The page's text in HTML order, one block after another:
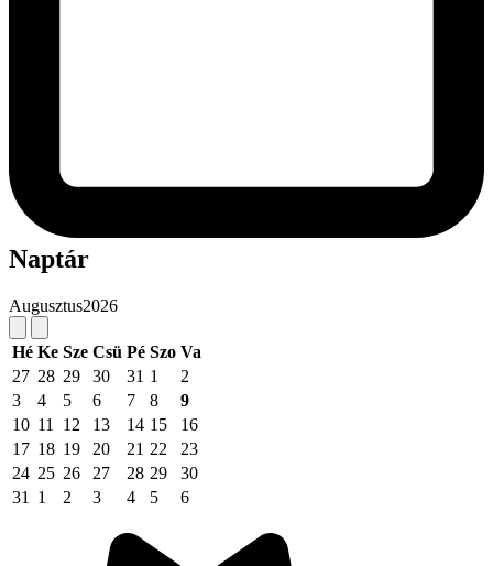
Naptár
Augusztus2026
Hé Ke Sze Csü Pé Szo Va
27 28 29 30 31 1
2
3
4 5 6 7 8
9
10 11 12 13 14 15
16
17 18 19 20 21 22
23
24 25 26 27 28 29
30
31
1 2 3 4 5 6